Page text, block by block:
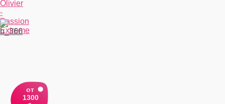
Olivier
-
Passion
Extreme
от
1300